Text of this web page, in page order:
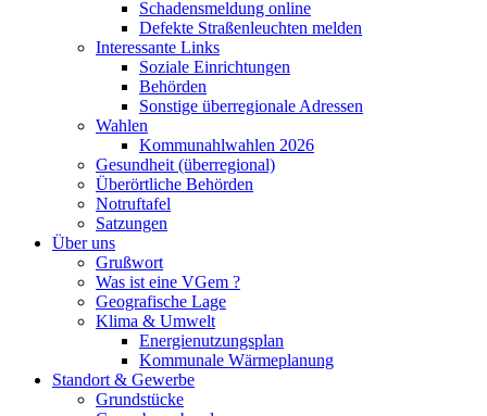
Schadensmeldung online
Defekte Straßenleuchten melden
Interessante Links
Soziale Einrichtungen
Behörden
Sonstige überregionale Adressen
Wahlen
Kommunahlwahlen 2026
Gesundheit (überregional)
Überörtliche Behörden
Notruftafel
Satzungen
Über uns
Grußwort
Was ist eine VGem ?
Geografische Lage
Klima & Umwelt
Energienutzungsplan
Kommunale Wärmeplanung
Standort & Gewerbe
Grundstücke